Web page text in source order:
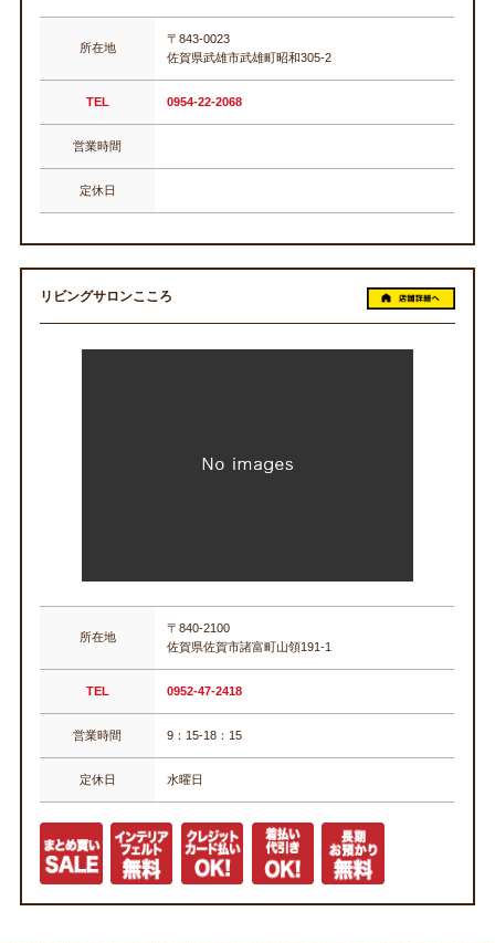
所在地
〒843-0023
佐賀県武雄市武雄町昭和305-2
TEL 0954-22-2068
営業時間
定休日
リビングサロンこころ
所在地
〒840-2100
佐賀県佐賀市諸富町山領191-1
TEL 0952-47-2418
営業時間 9：15-18：15
定休日 水曜日